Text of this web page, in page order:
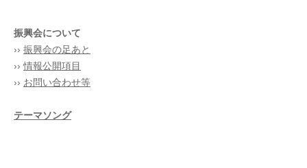
振興会について
›› 振興会の足あと
››情報公開項目
›› お問い合わせ等
テーマソング